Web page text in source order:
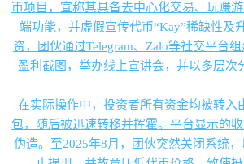
币项目，宣称其具备去中心化交易、玩赚
端功能，并虚假宣传代币“Kay”稀缺性及
资，团伙通过Telegram、Zalo等社交平台
盈利截图，举办线上宣讲会，并以多层次
在实际操作中，投资者所有资金均被转入
包，随后被迅速转移并挥霍。平台显示的
伪造。至2025年8月，团伙突然关闭系统，